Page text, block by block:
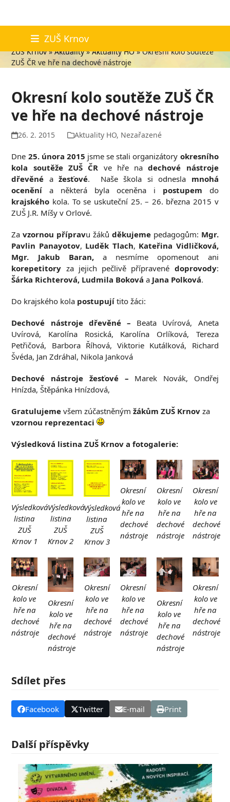
content
ZUŠ Krnov
Aktuality
ZUŠ Krnov»Aktuality»Aktuality HO»Okresní kolo soutěže
ZUŠ ČR ve hře na dechové nástroje
Okresní kolo soutěže ZUŠ ČR
ve hře na dechové nástroje
26. 2. 2015 Aktuality HO, Nezařazené
Dne 25. února 2015 jsme se stali organizátory okresního
kola soutěže ZUŠ ČR ve hře nadechové nástroje
dřevěné ažesťové. Naše škola si odnesla mnohá
ocenění a některá byla oceněna i postupem do
krajského kola. To se uskuteční 25. – 26. března 2015 v
ZUŠ J.R. Míšy v Orlové.
Zavzornou přípravu žáků děkujemepedagogům: Mgr.
Pavlin Panayotov, Luděk Tlach, Kateřina Vidličková,
Mgr. Jakub Baran, a nesmíme opomenout ani
korepetitory za jejich pečlivě přípravené doprovody:
Šárka Richterová, Ludmila Boková a Jana Polková.
Do krajského kola postupujítito žáci:
Dechové nástroje dřevěné – Beata Uvírová, Aneta
Uvírová, Karolína Rosická, Karolína Orlíková, Tereza
Petřičová, Barbora Říhová, Viktorie Kutálková, Richard
Švéda, Jan Zdráhal, Nikola Janková
Dechové nástroje žesťové – Marek Novák, Ondřej
Hnízda, Štěpánka Hnízdová,
Gratulujemevšem zúčastněnýmžákům ZUŠ Krnov za
vzornou reprezentaci
Výsledková listina ZUŠ Krnov a fotogalerie:
Výsledková
listina
ZUŠ
Krnov 1
Výsledková
listina
ZUŠ
Krnov 2
Výsledková
listina
ZUŠ
Krnov 3
Okresní
kolo ve
hře na
dechové
nástroje
Okresní
kolo ve
hře na
dechové
nástroje
Okresní
kolo ve
hře na
dechové
nástroje
Okresní
kolo ve
hře na
dechové
nástroje
Okresní
kolo ve
hře na
dechové
nástroje
Okresní
kolo ve
hře na
dechové
nástroje
Okresní
kolo ve
hře na
dechové
nástroje
Okresní
kolo ve
hře na
dechové
nástroje
Okresní
kolo ve
hře na
dechové
nástroje
Sdílet přes
Facebook Twitter E-mail Print
Další příspěvky